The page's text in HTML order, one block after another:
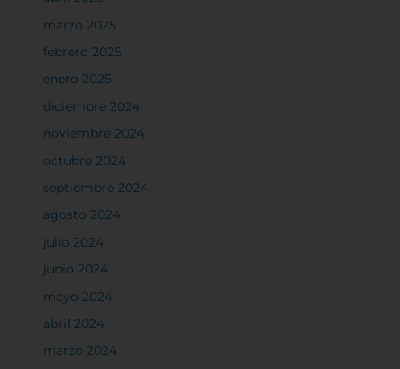
marzo 2025
febrero 2025
enero 2025
diciembre 2024
noviembre 2024
octubre 2024
septiembre 2024
agosto 2024
julio 2024
junio 2024
mayo 2024
abril 2024
marzo 2024